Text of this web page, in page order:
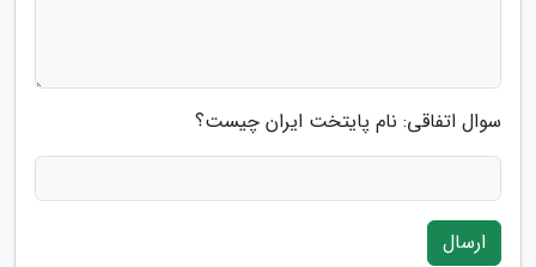
سوال اتفاقی: نام پایتخت ایران چیست؟
ارسال